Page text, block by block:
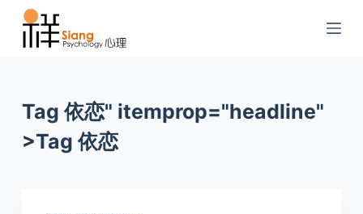
S
Tag 依恋" itemprop="headline"
>Tag 依恋